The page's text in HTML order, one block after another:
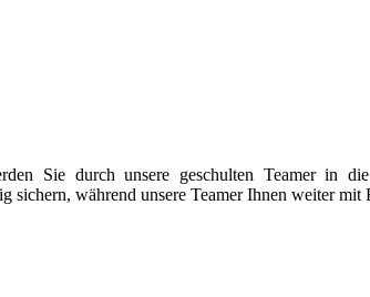
Sie durch unsere geschulten Teamer in
während unsere Teamer Ihnen weiter mit